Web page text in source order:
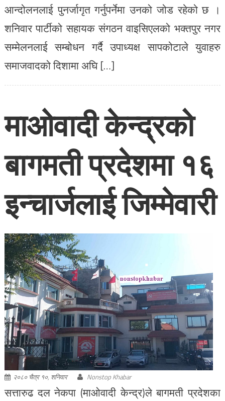
आन्दोलनलाई पुनर्जागृत गर्नुपर्नेमा उनको जोड रहेको छ ।
शनिवार पार्टीको सहायक संगठन वाइसिएलको भक्तपुर नगर
सम्मेलनलाई सम्बोधन गर्दै उपाध्यक्ष सापकोटाले युवाहरु
समाजवादको दिशामा अघि […]
माओवादी केन्द्रको
बागमती प्रदेशमा १६
इन्चार्जलाई जिम्मेवारी
२०८० चैत्र १०, शनिवार Nonstop Khabar
सत्तारुढ दल नेकपा (माओवादी केन्द्र)ले बागमती प्रदेशका